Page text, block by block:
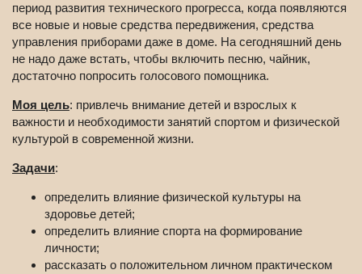
период развития технического прогресса, когда появляются
все новые и новые средства передвижения, средства
управления приборами даже в доме. На сегодняшний день
не надо даже встать, чтобы включить песню, чайник,
достаточно попросить голосового помощника.
Моя цель: привлечь внимание детей и взрослых к
важности и необходимости занятий спортом и физической
культурой в современной жизни.
Задачи:
определить влияние физической культуры на
здоровье детей;
определить влияние спорта на формирование
личности;
рассказать о положительном личном практическом